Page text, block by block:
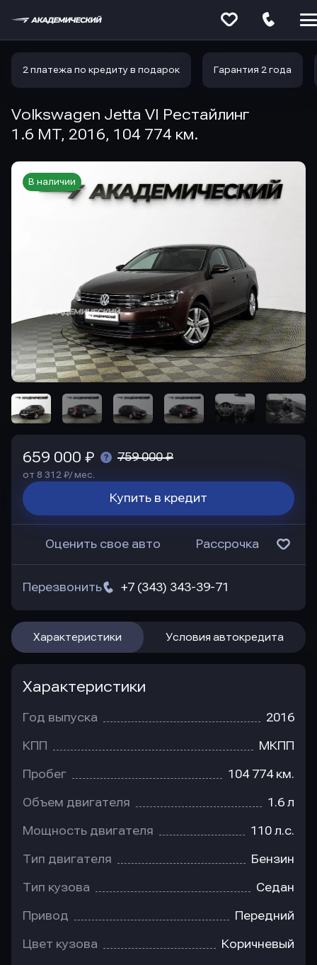
2 платежа по кредиту в подарок Гарантия 2 года
Volkswagen Jetta VI Рестайлинг
1.6 MT, 2016, 104 774 км.
В наличии
659 000 ₽ 759 000 ₽
от 8 312 ₽/ мес.
Купить в кредит
Оценить свое авто Рассрочка
+7 (343) 343-39-71
Перезвонить
Характеристики Условия автокредита
Характеристики
Год выпуска 2016
КПП МКПП
Пробег 104 774 км.
Объем двигателя 1.6 л
Мощность двигателя 110 л.с.
Тип двигателя Бензин
Тип кузова Седан
Привод Передний
Цвет кузова Коричневый